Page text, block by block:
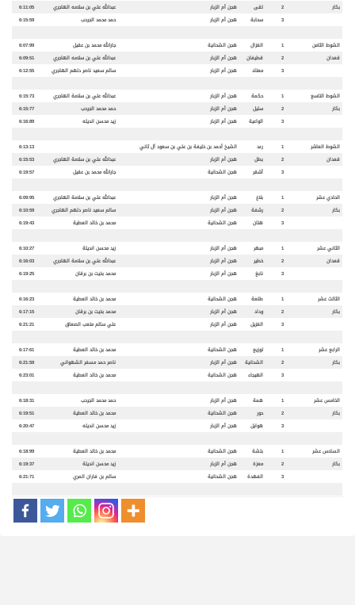
بكار
2 لقى هجن أم الزبار عبدالله علي بن سلامه الهاجري
6:11:05
3
سحابة هجن أم الزبار حمد محمد الجرحب 6:15:59
الشوط الثامن 1 الغزال هجن الشحانية جارالله محمد بن عقيل
6:07:99
قعدان
2 قطيفان هجن أم الزبار عبدالله علي بن سلامه الهاجري
6:09:51
3
معتاد هجن أم الزبار سالم سعيد ناصر دلهم الهاجري 6:12:55
الشوط التاسع 1 حكمة هجن أم الزبار عبدالله علي بن سلامة الهاجري
6:15:73
بكار
2 سليل هجن أم الزبار حمد محمد الجرحب
6:15:77
3
الواعية هجن أم الزبار زيد محسن انديله 6:16:89
الشوط العاشر 1 رعد الشيخ أحمد بن خليفة بن علي بن سعود آل ثاني
6:13:13
قعدان
2 بطل هجن أم الزبار عبدالله علي بن سلامة الهاجري
6:15:53
3
أشقر هجن الشحانية جارالله محمد بن عقيل 6:19:57
الحادي عشر 1 بلاغ هجن أم الزبار عبدالله علي بن سلامة الهاجري
6:09:95
بكار
2 رشفة هجن أم الزبار سالم سعيد ناصر دلهم الهاجري
6:10:59
3
هتان هجن الشحانية محمد بن خالد العطية 6:19:43
الثاني عشر 1 مبهر هجن أم الزبار زيد محسن انديلة
6:10:27
قعدان
2 خطير هجن أم الزبار عبدالله علي بن سلامة الهاجري
6:16:03
3
نابغ هجن أم الزبار محمد بخيت بن برقان 6:19:25
الثالث عشر 1 طلعة هجن الشحانية محمد بن خالد العطية
6:16:23
بكار
2 وداد هجن أم الزبار محمد بخيت بن برقان
6:17:15
3
الغزيل هجن أم الزبار علي سالم متعب الصعاق 6:21:21
الرابع عشر 1 توزيع هجن الشحانية محمد بن خالد العطية
6:17:61
بكار
2 الشحانية هجن أم الزبار ناصر حمد مسفر الشهواني
6:21:59
3
الهيجاء هجن الشحانية محمد بن خالد العطية 6:23:01
الخامس عشر 1 همة هجن أم الزبار حمد محمد الجرحب
6:18:31
بكار
2 حور هجن الشحانية محمد بن خالد العطية
6:19:51
3
هوايل هجن أم الزبار زيد محسن انديله 6:20:47
السادس عشر 1 بلشة هجن الشحانية محمد بن خالد العطية
6:18:99
بكار
2 معزة هجن أم الزبار زيد محسن انديلة
6:19:37
3
الفهدة هجن الشحانية سالم بن فاران المري 6:21:71